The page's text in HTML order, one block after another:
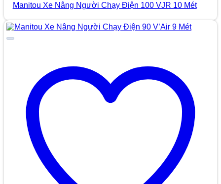
Manitou Xe Nâng Người Chạy Điện 100 VJR 10 Mét